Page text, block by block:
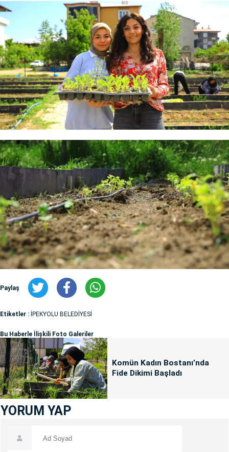
Paylaş
Etiketler : İPEKYOLU BELEDİYESİ
Bu Haberle İlişkili Foto Galeriler
Komün Kadın Bostanı’nda
Fide Dikimi Başladı
YORUM YAP